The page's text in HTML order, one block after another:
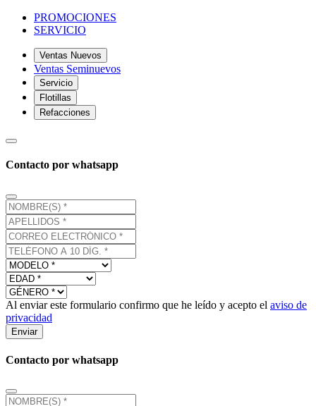
PROMOCIONES
SERVICIO
Ventas Nuevos
Ventas Seminuevos
Servicio
Flotillas
Refacciones
Contacto por whatsapp
Al enviar este formulario confirmo que he leído y acepto el aviso de
privacidad
Enviar
Contacto por whatsapp